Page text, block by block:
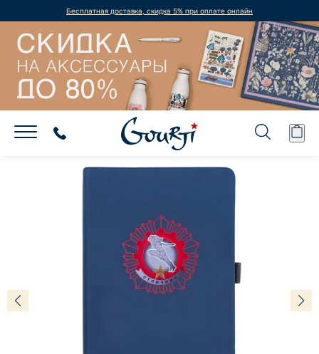
Бесплатная доставка, скидка 5% при оплате онлайн